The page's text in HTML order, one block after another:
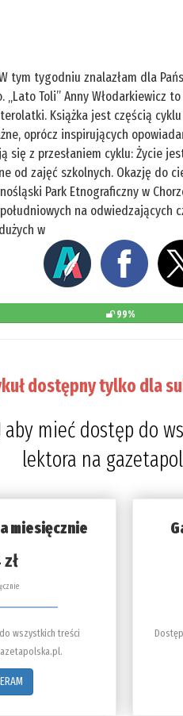
tym tygodniu znalazłam dla
Toli” Anny Włodarkiewicz
Książka jest częścią
oprócz inspirujących
się z przesłaniem cyklu: Życie
od zajęć szkolnych. Okazję do
Park Etnograficzny w
na odwiedzających
w
99%
dostępny tylko dla
aby mieć dostęp do
lektora na
miesięcznie
wszystkich treści